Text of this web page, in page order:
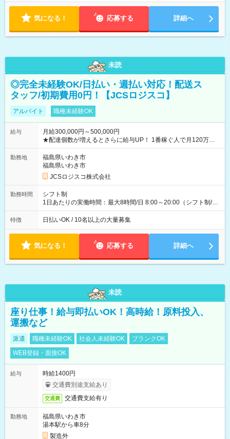
気になる！ 応募する 詳細へ
未読
◎完全未経験OK/日払い・週払い対応！配送ス
タッフ/初期費用0円！【JCSロジスコ】
アルバイト 職種未経験OK
給与
月給300,000円～500,000円
★配達個数が増えるとさらに給与UP！ 1番稼ぐ人で月120万ほ
ど！ ・主要都市エリア 月収55万円／週5日稼働 月収65万~112
万円／週6日稼働 ・地方郊外エリア 月収40万円／週5日稼働 月
収40万円~50万円／週6日稼働 ＜モデルイメージ＞ ■月収50万
円 (27歳男性/江東区在住)※元建築関係 1日150個配達×25日勤務
(日休み) ■月収80万円(43歳男性/墨田区在住)※元営業 1日200個
勤務地
福島県いわき市
福島県いわき市
JCSロジスコ株式会社
勤務時間
シフト制
1日あたりの実働時間：最大8時間/日 8:00～20:00（シフト制/実
働8時間） ※週5日勤務（場所次第では週4も有り） ※配達状況
によって時間外での勤務可能性有り ※案件により多少の前後あ
特徴 日払いOK / 10名以上の大量募集
気になる！ 応募する 詳細へ
未読
座り仕事！給与即払いOK！高時給！原料投入、
運搬など
派遣 職種未経験OK 社会人未経験OK
ブランクOK
WEB登録・面接OK
給与
時給1400円
交通費別途支給あり
交通費 交通費支給有り
勤務地
福島県いわき市
湯本駅から車8分
製造外